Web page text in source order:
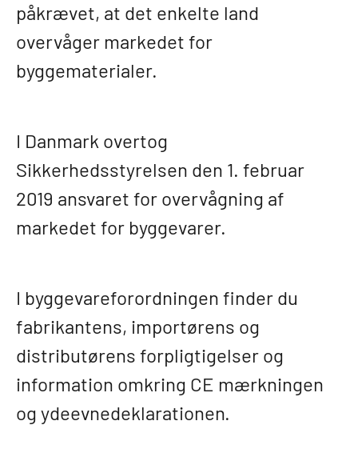
påkrævet, at det enkelte land
overvåger markedet for
byggematerialer.
I Danmark overtog
Sikkerhedsstyrelsen den 1. februar
2019 ansvaret for overvågning af
markedet for byggevarer.
I byggevareforordningen finder du
fabrikantens, importørens og
distributørens forpligtigelser og
information omkring CE mærkningen
og ydeevnedeklarationen.